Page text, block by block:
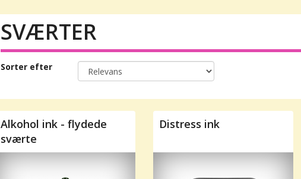
SVÆRTER
Sorter efter
Alkohol ink - flydede
sværte
Distress ink